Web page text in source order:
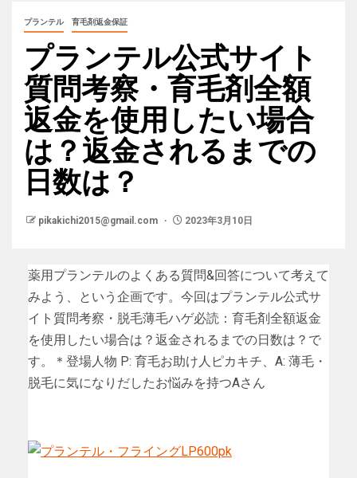
プランテル 育毛剤返金保証
プランテル公式サイト
質問考察・育毛剤全額
返金を使用したい場合
は？返金されるまでの
日数は？
pikakichi2015@gmail.com 2023年3月10日
薬用プランテルのよくある質問&回答について考えて
みよう、という企画です。今回はプランテル公式サ
イト質問考察・脱毛薄毛ハゲ必読：育毛剤全額返金
を使用したい場合は？返金されるまでの日数は？で
す。＊登場人物 P: 育毛お助け人ピカキチ、A: 薄毛・
脱毛に気になりだしたお悩みを持つAさん